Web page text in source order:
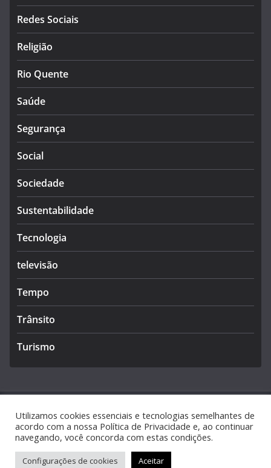
Redes Sociais
Religião
Rio Quente
Saúde
Segurança
Social
Sociedade
Sustentabilidade
Tecnologia
televisão
Tempo
Trânsito
Turismo
Copyright © 2026Caldas Notícias. Todos os direitos
reservados.
Tema:ColorMagpor ThemeGrill. Powered by
Utilizamos cookies essenciais e tecnologias semelhantes de
acordo com a nossa Política de Privacidade e, ao continuar
navegando, você concorda com estas condições.
Configurações de cookies Aceitar